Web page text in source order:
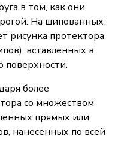
в том, как они
На шипованных
рисунка протектора
вставленных в
поверхности.
более
со множеством
прямых или
нанесенных по всей